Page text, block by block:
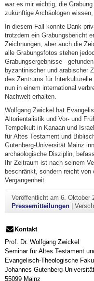
war es mir wichtig, die
zukünftige Archäologen
In diesem Fall konnte Dank
trotzdem ein Grabungsbericht
Zeichnungen, aber auch die
alle Grabungsfotos stehen
Grabungsergebnisse -
byzantinischer und arabischer
des Zentrums für
nun in einem international
Nachwelt erhalten.
Wolfgang Zwickel hat
Altorientalistik und Vor- und
Tempelkult in Kanaan und
für Altes Testament und
Gutenberg-Universität Mainz
archäologische Disziplin,
Ihr Zeitraum ist nach seinem
beschränkt, sondern reicht
Vergangenheit.
Veröffentlicht am 6. Oktober
Pressemitteilungen|
Kontakt
Prof. Dr. Wolfgang Zwickel
Seminar für Altes Testament
Evangelisch-Theologische
Johannes Gutenberg-
55099 Mainz